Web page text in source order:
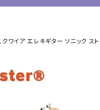
グランドピアノ
中古ピアノ
電子ピアノ/エレクトーン
関連アクセサリー
レキギター ソニック ストラ